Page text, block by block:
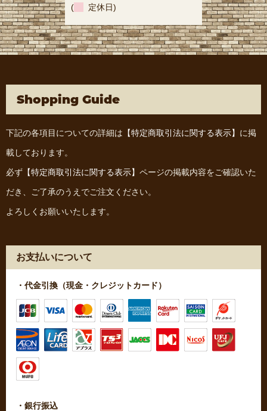
( 定休日)
Shopping Guide
下記の各項目についての詳細は 【特定商取引法に関する表示】 に掲
載しております。
必ず 【特定商取引法に関する表示】 ページの掲載内容をご確認いた
だき、ご了承のうえでご注文ください。
よろしくお願いいたします。
お支払いについて
・代金引換（現金・クレジットカード）
・銀行振込